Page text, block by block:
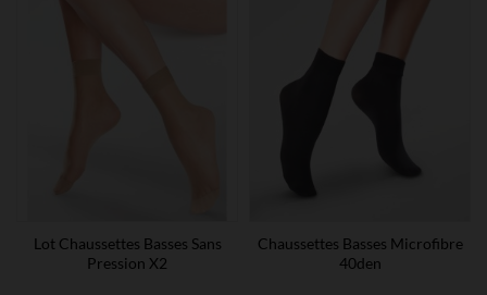
Lot Chaussettes Basses Sans
Pression X2
Chaussettes Basses Microfibre
40den